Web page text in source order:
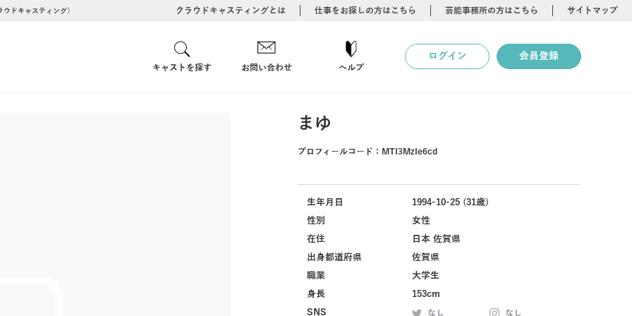
ドキャスティング） クラウドキャスティングとは 仕事をお探しの方はこちら 芸能事務所の方はこちら サイトマップ
キャストを探す お問い合わせ ヘルプ
ログイン 会員登録
まゆ
プロフィールコード： MTI3MzIe6cd
生年月日
1994-10-25 (31歳)
性別
女性
在住
日本 佐賀県
出身都道府県
佐賀県
職業
大学生
身長
153cm
SNS
なし なし